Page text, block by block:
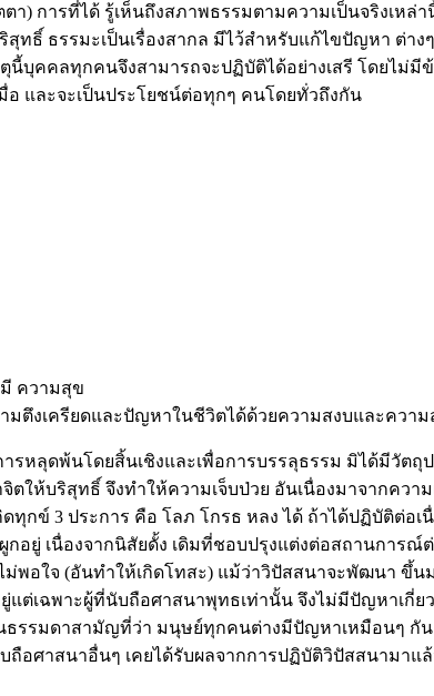
) การที่ได้ รู้เห็นถึงสภาพธรรมตามความเป็นจริงเหล่า
ทธิ์ ธรรมะเป็นเรื่องสากล มีไว้สำหรับแก้ไขปัญหา ต่าง
บุคคลทุกคนจึงสามารถจะปฏิบัติได้อย่างเสรี โดยไม่มี
และจะเป็นประโยชน์ต่อทุกๆ คนโดยทั่วถึงกัน
ความสุข
ตึงเครียดและปัญหาในชีวิตได้ด้วยความสงบและความ
รหลุดพ้นโดยสิ้นเชิงและเพื่อการบรรลุธรรม มิได้มีวัตถุ
ให้บริสุทธิ์ จึงทำให้ความเจ็บป่วย อันเนื่องมาจากควา
กข์ 3 ประการ คือ โลภ โกรธ หลง ได้ ถ้าได้ปฏิบัติต่อเ
อยู่ เนื่องจากนิสัยดั้ง เดิมที่ชอบปรุงแต่งต่อสถานการณ์ต่
พอใจ (อันทำให้เกิดโทสะ) แม้ว่าวิปัสสนาจะพัฒนา ขึ้น
ต่เฉพาะผู้ที่นับถือศาสนาพุทธเท่านั้น จึงไม่มีปัญหาเกี่ย
ธรรมดาสามัญที่ว่า มนุษย์ทุกคนต่างมีปัญหาเหมือนๆ กั
อศาสนาอื่นๆ เคยได้รับผลจากการปฏิบัติวิปัสสนามาแ